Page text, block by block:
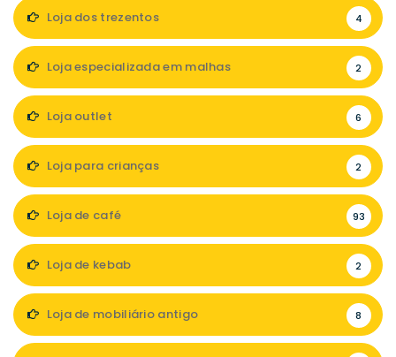
Loja dos trezentos 4
Loja especializada em malhas 2
Loja outlet 6
Loja para crianças 2
Loja de café 93
Loja de kebab 2
Loja de mobiliário antigo 8